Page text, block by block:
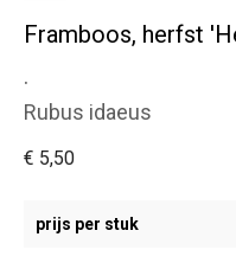
Framboos, herfst
.
Rubus idaeus
€ 5,50
prijs per stuk